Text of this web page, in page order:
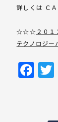
詳しくは Ｃ
☆☆☆ ２０
テクノロジー